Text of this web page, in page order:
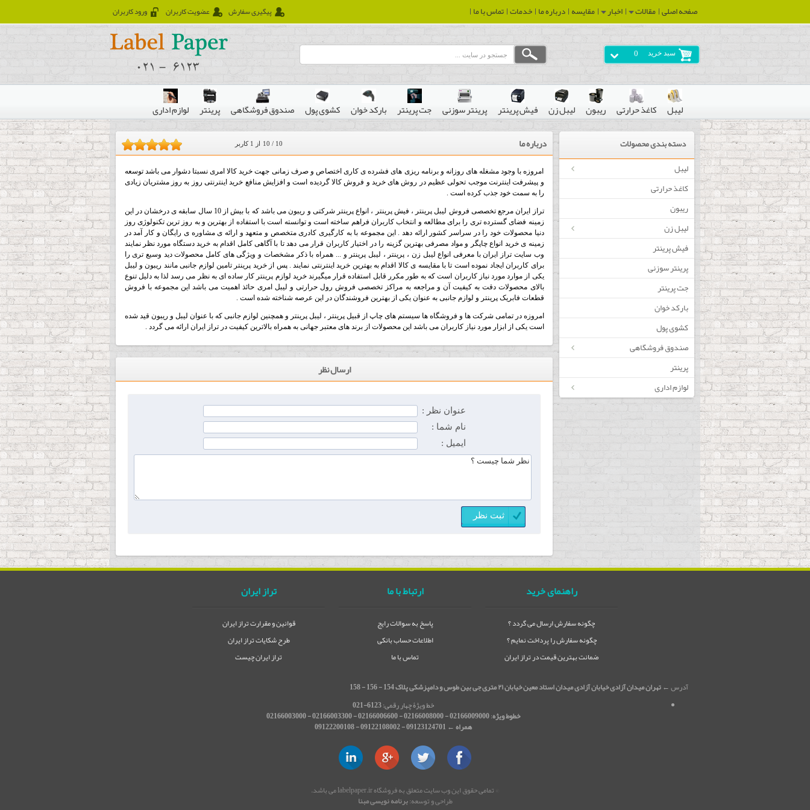
ورود کاربران عضویت کاربران پیگیری سفارش صفحه اصلی مقالات اخبار مقایسه درباره ما خدمات تماس با ما
سبد خرید 0
لیبل کاغذ حرارتی ریبون لیبل زن فیش پرینتر پرینتر سوزنی جت پرینتر بارکد خوان کشوی پول صندوق فروشگاهی پرینتر لوازم اداری
دسته بندی محصولات
لیبل
کاغذ حرارتی
ریبون
لیبل زن
فیش پرینتر
پرینتر سوزنی
جت پرینتر
بارکد خوان
کشوی پول
صندوق فروشگاهی
پرینتر
لوازم اداری
درباره ما 10 / 10 از 1 کاربر
امروزه با وجود مشغله های روزانه و برنامه ریزی های فشرده ی کاری اختصاص و صرف زمانی جهت خرید کالا امری نسبتا دشوار می باشد توسعه
و پیشرفت اینترنت موجب تحولی عظیم در روش های خرید و فروش کالا گردیده است و افزایش منافع خرید اینترنتی روز به روز مشتریان زیادی
را به سمت خود جذب کرده است .
تراز ایران مرجع تخصصی فروش لیبل پرینتر ، فیش پرینتر ، انواع پرینتر شرکتی و ریبون می باشد که با بیش از 10 سال سابقه ی درخشان در این
زمینه فضای گسترده تری را برای مطالعه و انتخاب کاربران فراهم ساخته است و توانسته استبا استفاده از بهترین و به روز ترین تکنولوژی روز
دنیا محصولات خود را در سراسر کشور ارائه دهد . این مجموعه با به کارگیری کادری متخصص و متعهد و ارائه ی مشاوره ی رایگان و کار آمد در
زمینه ی خرید انواع چاپگر و مواد مصرفی بهترین گزینه را در اختیار کاربران قرار می دهد تا با آگاهی کامل اقدام به خرید دستگاه مورد نظر نمایند
وب سایت تراز ایران با معرفی انواع لیبل زن ، پرینتر ، لیبل پرینتر و ... همراه با ذکر مشخصات و ویژگی های کامل محصولات دید وسیع تری را
برای کاربران ایجاد نموده است تا با مقایسه ی کالا اقدام به بهترین خرید اینترنتی نمایند . پس از خرید پرینتر تامین لوازم جانبی مانند ریبون و لیبل
یکی از موارد مورد نیاز کاربران است که به طور مکرر قابل استفاده قرار میگیرند خرید لوازم پرینتر کار ساده ای به نظر می رسد لذا به دلیل تنوع
بالای محصولات دقت به کیفیت آن و مراجعه به مراکز تخصصی فروش رول حرارتی و لیبل امری حائذ اهمیت می باشد این مجموعه با فروش
قطعات فابریک پرینتر و لوازم جانبی به عنوان یکی از بهترین فروشندگان در این عرصه شناخته شده است .
امروزه در تمامی شرکت ها و فروشگاه ها سیستم های چاپ از قبیل پرینتر ، لیبل پرینتر و همچنین لوازم جانبی که با عنوان لیبل و ریبون قید شده
است یکی از ابزار مورد نیاز کاربران می باشد این محصولات از برند های معتبر جهانی به همراه بالاترین کیفیت در تراز ایران ارائه می گردد .
ارسال نظر
عنوان نظر :
نام شما :
ایمیل :
راهنمای خرید
چگونه سفارش ارسال می گردد ؟
چگونه سفارش را پرداخت نمایم ؟
ضمانت بهترین قیمت در تراز ایران
ارتباط با ما
پاسخ به سوالات رایج
اطلاعات حساب بانکی
تماس با ما
تراز ایران
قوانین و مقرارت تراز ایران
طرح شکایات تراز ایران
تراز ایران چیست
آدرس ←تهران میدان آزادی خیابان آزادی میدان استاد معین خیابان ۲۱ متری جی بین طوس و دامپزشکی پلاک 154 - 156 - 158
خط ویژۀ چهار رقمی:6123-021
خطوط ویژه:
02166009000 - 02166008000 - 02166006600 - 02166003300 - 02166003000
همراه ← 09123124701 - 09122108002 - 09122200108
© تمامی حقوق این وب سایت متعلق به فروشگاه labelpaper.ir می باشد.
طراحی و توسعه:برنامه نویسی مبنا